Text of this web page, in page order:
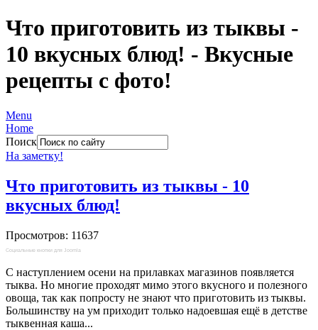
Что приготовить из тыквы -
10 вкусных блюд! - Вкусные
рецепты с фото!
Menu
Home
Поиск
На заметку!
Что приготовить из тыквы - 10
вкусных блюд!
Просмотров: 11637
Социальные кнопки для Joomla
С наступлением осени на прилавках магазинов появляется
тыква. Но многие проходят мимо этого вкусного и полезного
овоща, так как попросту не знают что приготовить из тыквы.
Большинству на ум приходит только надоевшая ещё в детстве
тыквенная каша...